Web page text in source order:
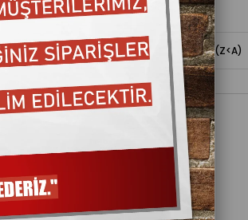
Ürün Adına Göre (A>Z) Ürün Adına Göre (Z<A)